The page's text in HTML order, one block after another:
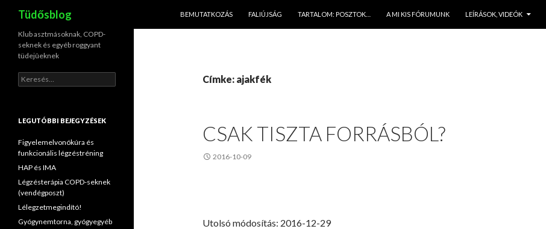
Tüdősblog
BEMUTATKOZÁS
FALIÚJSÁG TARTALOM: POSZTOK… A MI KIS FÓRUMUNK LEÍRÁSOK, VIDEÓK
Címke: ajakfék
CSAK TISZTA FORRÁSBÓL?
2016-10-09
Utolsó módosítás: 2016-12-29
Klub asztmásoknak, COPD-
seknek és egyéb roggyant
tüdejûeknek
Keresés:
LEGUTÓBBI BEJEGYZÉSEK
Figyelemelvonókúra és
funkcionális légzéstréning
HAP és IMA
Légzésterápia COPD-seknek
(vendégposzt)
Lélegzetmegindító!
Gyógynemtorna, gyógyegyéb